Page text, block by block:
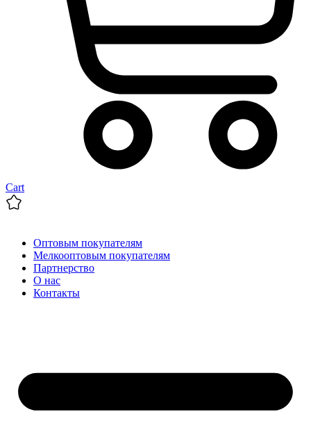
Cart
Оптовым покупателям
Мелкооптовым покупателям
Партнерство
О нас
Контакты